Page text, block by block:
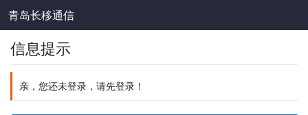
青岛长移通信
信息提示
亲，您还未登录，请先登录！